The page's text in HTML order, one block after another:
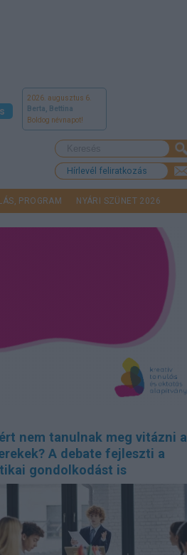
2026. augusztus 6.
Berta, Bettina
Boldog névnapot!
Hírlevél feliratkozás
PROGRAM NYÁRI SZÜNET 2026
nem tanulnak meg vitázni a
A debate fejleszti a
gondolkodást is